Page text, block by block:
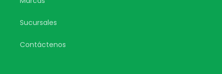
Sucursales
Contáctenos